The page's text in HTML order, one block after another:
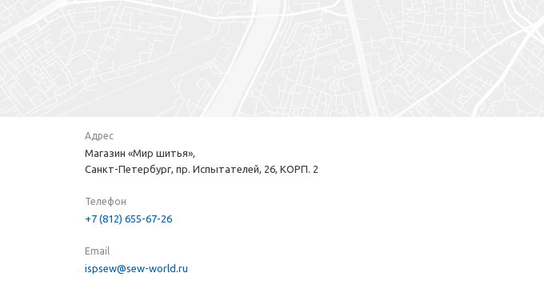
Адрес
Магазин «Мир шитья»,
Санкт-Петербург, пр. Испытателей, 26, КОРП. 2
Телефон
+7 (812) 655-67-26
Email
ispsew@sew-world.ru